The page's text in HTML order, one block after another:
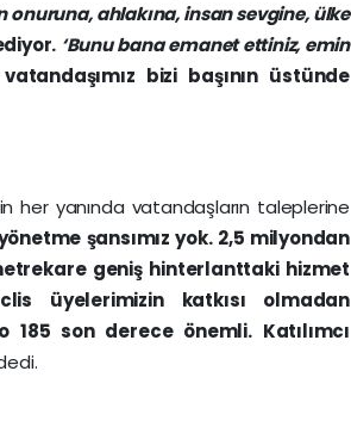
onuruna, ahlakına, insan sevgine, ülke
‘Bunu bana emanet ettiniz, emin
bizi başının üstünde
her yanında vatandaşların taleplerine
şansımız yok. 2,5 milyondan
geniş hinterlanttaki hizmet
üyelerimizin katkısı olmadan
185 son derece önemli. Katılımcı